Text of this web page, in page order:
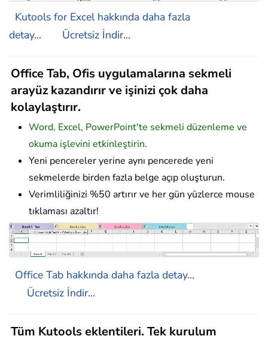
Kutools for Excel hakkında daha fazla
detay...
Ücretsiz İndir...
Office Tab, Ofis uygulamalarına sekmeli
arayüz kazandırır ve işinizi çok daha
kolaylaştırır.
Word, Excel, PowerPoint'te sekmeli düzenleme ve
okuma işlevini etkinleştirin.
Yeni pencereler yerine aynı pencerede yeni
sekmelerde birden fazla belge açıp oluşturun.
Verimliliğinizi %50 artırır ve her gün yüzlerce mouse
tıklaması azaltır!
Office Tab hakkında daha fazla detay...
Ücretsiz İndir...
Tüm Kutools eklentileri. Tek kurulum